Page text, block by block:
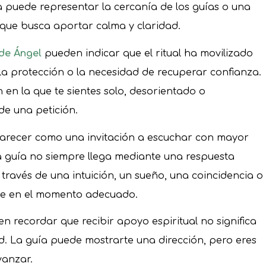
puede representar la cercanía de los guías o una
busca aportar calma y claridad.
Ángel pueden indicar que el ritual ha movilizado
protección o la necesidad de recuperar confianza.
en la que te sientes solo, desorientado o
una petición.
como una invitación a escuchar con mayor
guía no siempre llega mediante una respuesta
de una intuición, un sueño, una coincidencia o
en el momento adecuado.
recordar que recibir apoyo espiritual no significa
La guía puede mostrarte una dirección, pero eres